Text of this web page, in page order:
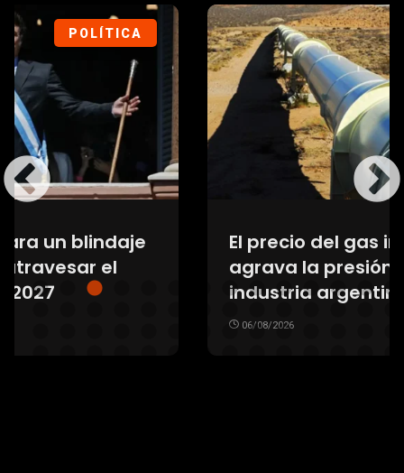
SOCIEDAD
El precio del gas importado
agrava la presión sobre la
industria argentina